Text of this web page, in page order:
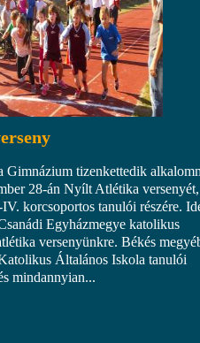
Gimnázium tizenkettedik
28-án Nyílt Atlétika
korcsoportos tanulói részére.
Egyházmegye katolikus
versenyünkre. Békés
Általános Iskola tanulói
mindannyian...